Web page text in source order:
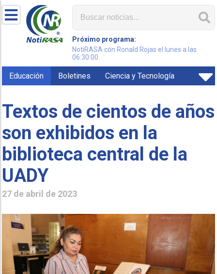
Próximo programa:
NotiRASA con Ronald Rojas el lunes a las
06:30:00
Educación Boletines Ciencia y Tecnología
Textos de cientos de años
son exhibidos en la
biblioteca central de la
UADY
27 de abril de 2023